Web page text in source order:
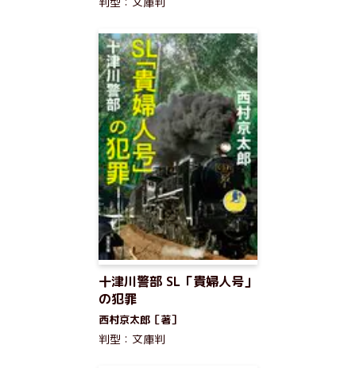
十津川警部 SL「貴婦人号」
の犯罪
西村京太郎［著］
判型：文庫判